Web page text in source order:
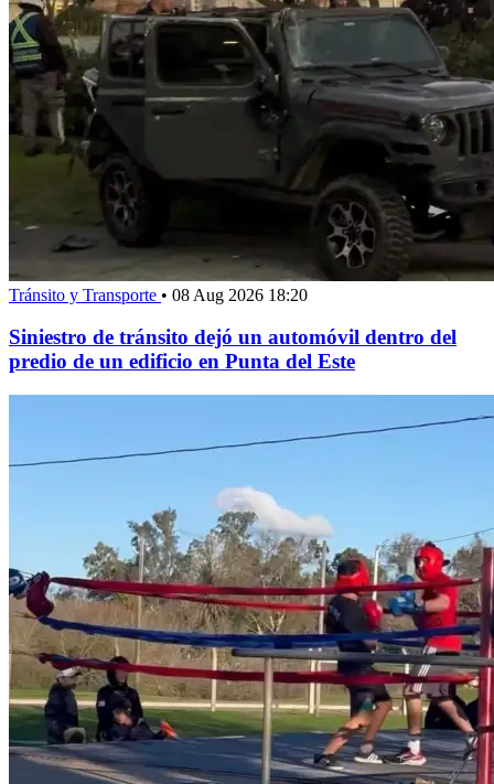
Tránsito y Transporte • 08 Aug 2026 18:20
Siniestro de tránsito dejó un automóvil dentro del
predio de un edificio en Punta del Este